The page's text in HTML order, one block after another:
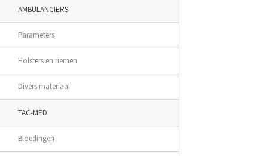
AMBULANCIERS
Parameters
Holsters en riemen
Divers materiaal
TAC-MED
Bloedingen